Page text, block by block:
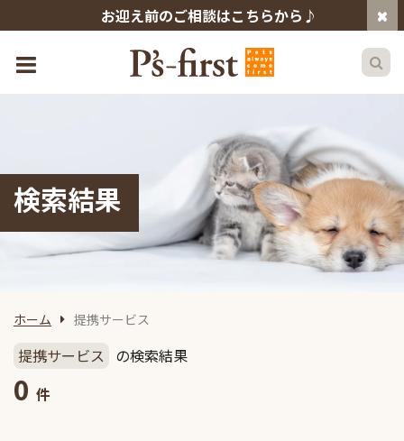
お迎え前のご相談はこちらから♪
検索結果
ホーム 提携サービス
提携サービス の検索結果
0 件